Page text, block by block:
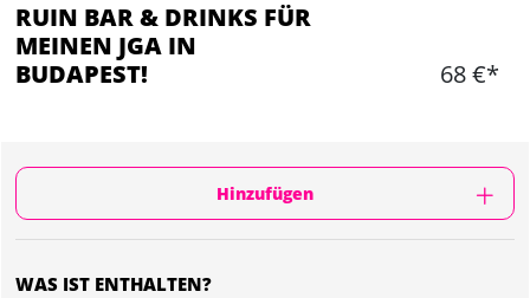
RUIN BAR & DRINKS FÜR
MEINEN JGA IN
BUDAPEST!
68 €*
Hinzufügen
WAS IST ENTHALTEN?